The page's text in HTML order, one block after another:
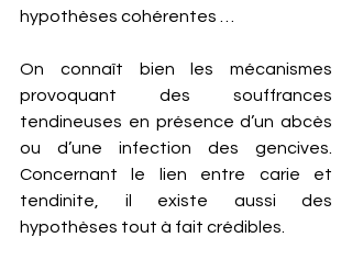
hypothèses cohérentes …
On connaît bien les mécanismes
provoquant des souffrances
tendineuses en présence d’un abcès
ou d’une infection des gencives.
Concernant le lien entre carie et
tendinite, il existe aussi des
hypothèses tout à fait crédibles.